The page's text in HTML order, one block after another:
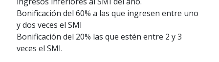
Bonificación del 60% a las que ingresen entre uno
y dos veces el SMI
Bonificación del 20% las que estén entre 2 y 3
veces el SMI.